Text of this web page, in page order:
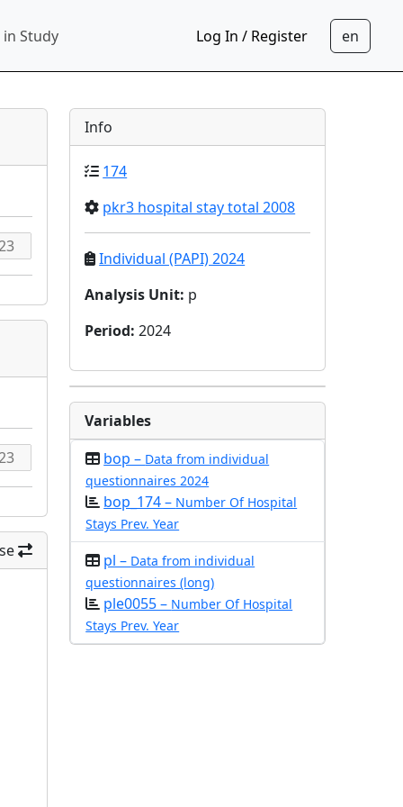
in Study Log In / Register
Info
174
pkr3 hospital stay total 2008
Individual (PAPI) 2024
Analysis Unit: p
Period:2024
Variables
bop – Data from individual
questionnaires 2024
bop_174 – Number Of Hospital
Stays Prev. Year
pl – Data from individual
questionnaires (long)
ple0055 – Number Of Hospital
Stays Prev. Year